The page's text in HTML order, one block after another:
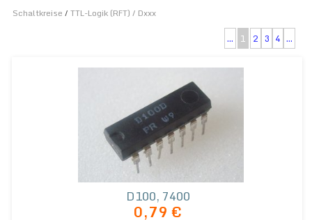
Schaltkreise / TTL-Logik (RFT) / Dxxx
... 1 2 3 4 ...
D100, 7400
0,79 €